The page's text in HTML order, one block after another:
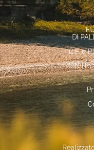
DI
C.F. e
CIN